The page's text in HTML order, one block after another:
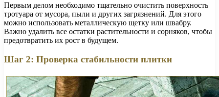
Первым делом необходимо тщательно очистить поверхность
тротуара от мусора, пыли и других загрязнений. Для этого
можно использовать металлическую щетку или швабру.
Важно удалить все остатки растительности и сорняков, чтобы
предотвратить их рост в будущем.
Шаг 2: Проверка стабильности плитки